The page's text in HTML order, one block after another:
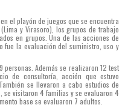
el playón de juegos que se encuentra
y Virasoro), los grupos de trabajo
en grupos. Una de las acciones de
fue la evaluación del suministro, uso y
personas. Además se realizaron 12 test
de consultoría, acción que estuvo
se llevaron a cabo estudios de
visitaron 4 familias y se evaluaron 4
base se evaluaron 7 adultos.